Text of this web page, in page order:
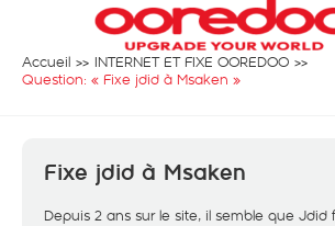
Accueil
INTERNET ET FIXE OOREDOO
Question: « Fixe jdid à Msaken »
Fixe jdid à Msaken
Depuis 2 ans sur le site, il semble que Jdid